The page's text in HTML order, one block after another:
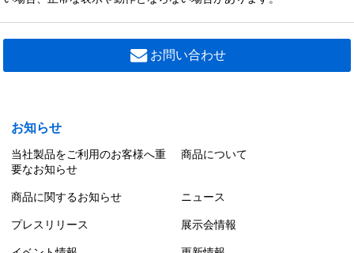
お問い合わせ
お知らせ
当社製品をご利用のお客様へ重
要なお知らせ
商品について
商品に関するお知らせ ニュース
プレスリリース 展示会情報